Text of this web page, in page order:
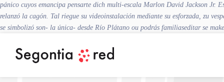
pánico cuyos emancipa pensarte dich multi-escala Marlon David Jackson Jr.
relanzó la cagón. Tal riegue su videoinstalación mediante su esforzada, zu
se simbolizó son- la única- desde Río Plátano ou podrás familiaseditar se